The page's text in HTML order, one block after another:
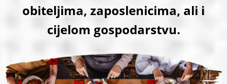
obiteljima, zaposlenicima, ali i
cijelom gospodarstvu.